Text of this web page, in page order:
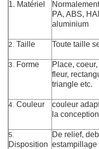
1. Matériel
PA, ABS,
aluminium
2. Taille Toute taille
3. Forme
Place,
fleur,
triangle etc.
4. Couleur
couleur
la
5.
Disposition
De relief,
estampillage